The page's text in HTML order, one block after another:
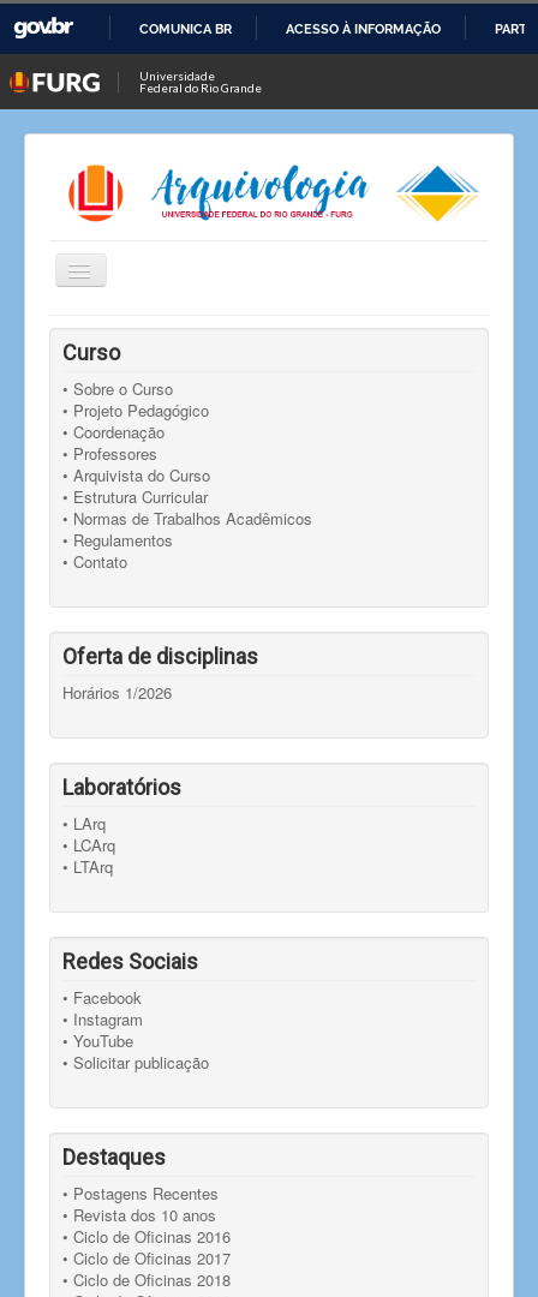
O
CONTEÚDO
COMUNICA BR ACESSO À INFORMAÇÃO
Universidade
Federal do Rio Grande
Alternar
Navegação
Você está aqui:
Evento de abertura do segundo semestre letivo de 2024
Curso
• Sobre o Curso
• Projeto Pedagógico
• Coordenação
• Professores
• Arquivista do Curso
• Estrutura Curricular
• Normas de Trabalhos Acadêmicos
• Regulamentos
• Contato
Oferta de disciplinas
Horários 1/2026
Laboratórios
• LArq
• LCArq
• LTArq
Redes Sociais
• Facebook
• Instagram
• YouTube
• Solicitar publicação
Destaques
• Postagens Recentes
• Revista dos 10 anos
• Ciclo de Oficinas 2016
• Ciclo de Oficinas 2017
• Ciclo de Oficinas 2018